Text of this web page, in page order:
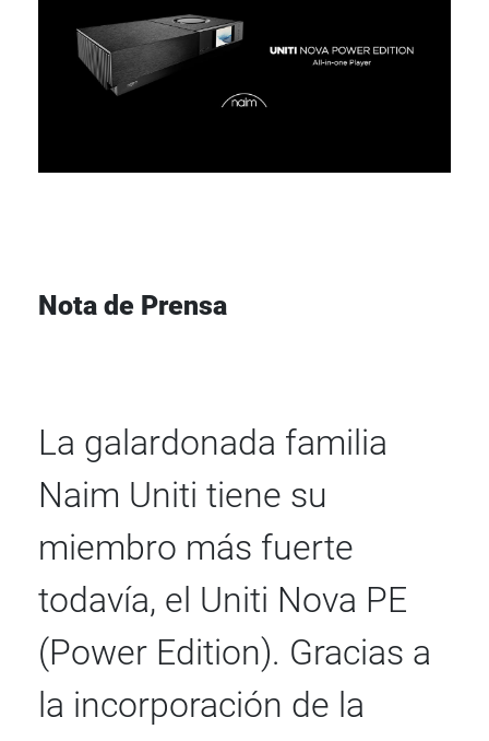
Nota de Prensa
La galardonada familia
Naim Uniti tiene su
miembro más fuerte
todavía, el Uniti Nova PE
(Power Edition). Gracias a
la incorporación de la